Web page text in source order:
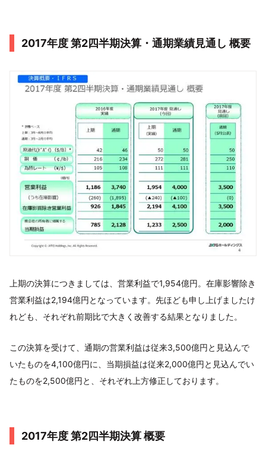
2017年度 第2四半期決算・通期業績見通し 概要
上期の決算につきましては、営業利益で1,954億円。在庫影響除き
営業利益は2,194億円となっています。先ほども申し上げましたけ
れども、それぞれ前期比で大きく改善する結果となりました。
この決算を受けて、通期の営業利益は従来3,500億円と見込んで
いたものを4,100億円に、当期損益は従来2,000億円と見込んでい
たものを2,500億円と、それぞれ上方修正しております。
2017年度 第2四半期決算 概要